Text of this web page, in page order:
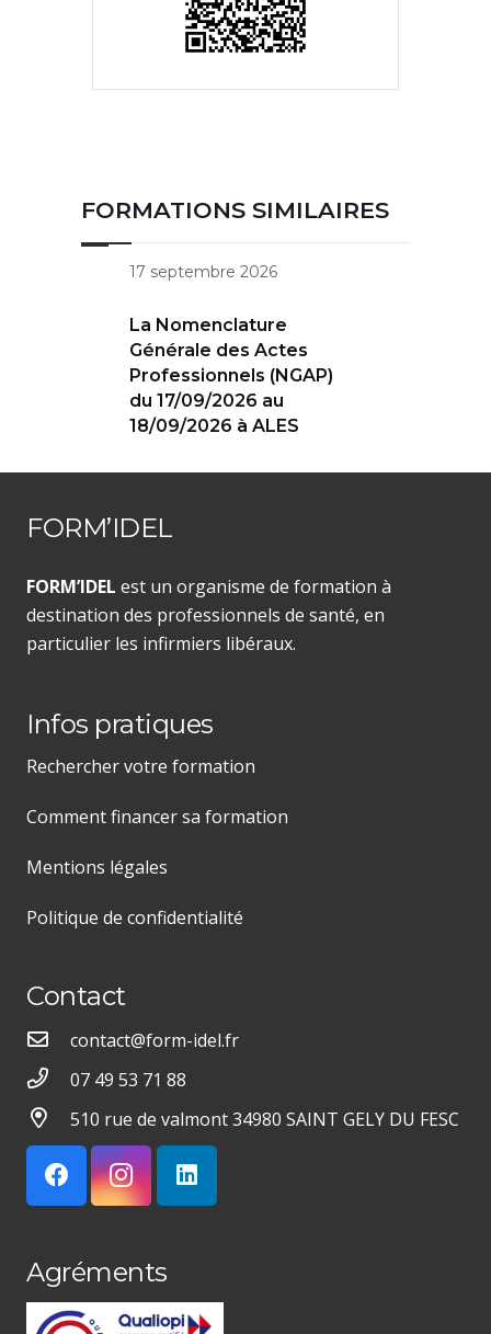
FORMATIONS SIMILAIRES
17 septembre 2026
La Nomenclature
Générale des Actes
Professionnels (NGAP)
du 17/09/2026 au
18/09/2026 à ALES
FORM’IDEL
FORM’IDEL est un organisme de formation à
destination des professionnels de santé, en
particulier les infirmiers libéraux.
Infos pratiques
Rechercher votre formation
Comment financer sa formation
Mentions légales
Politique de confidentialité
Contact
contact@form-idel.fr
07 49 53 71 88
510 rue de valmont 34980 SAINT GELY DU FESC
Agréments